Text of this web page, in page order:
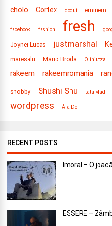
cholo Cortex dodut eminem
facebook fashion fresh
Joyner Lucas justmarshal
maresalu Mario Broda Oliniutza
rakeem rakeemromania
shobby Shushi Shu tata vlad
wordpress Ăia Doi
RECENT POSTS
Imoral – O joacă
ESSERE –